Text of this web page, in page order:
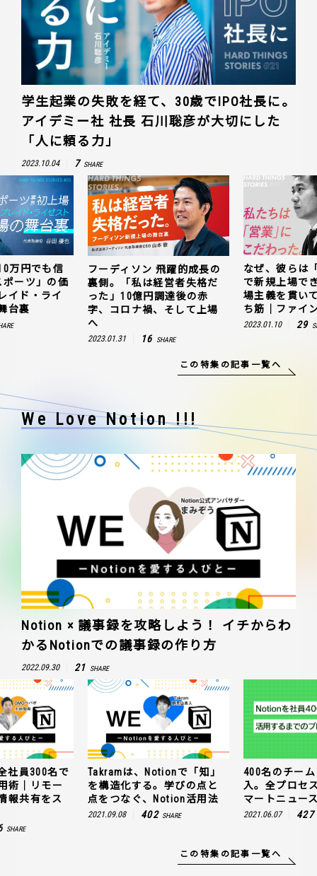
学生起業の失敗を経て、30歳でIPO社長に。
アイデミー社 社長 石川聡彦が大切にした
「人に頼る力」
2023.10.04 7 SHARE
万円でも信
ーツ」の価
イド・ライ
台裏
フーディソン 飛躍的成長の
裏側。「私は経営者失格だ
った」10億円調達後の赤
字、コロナ禍、そして上場
へ
2023.01.31 16 SHARE
なぜ、彼らは
で新規上場で
場主義を貫い
ち筋｜ファイ
2023.01.10 29
この特集の記事一覧へ
We Love Notion !!!
Notion × 議事録を攻略しよう！ イチからわ
かるNotionでの議事録の作り方
2022.09.30 21 SHARE
社員300名で
術｜リモー
報共有をス
SHARE
Takramは、Notionで「知」
を構造化する。学びの点と
点をつなぐ、Notion活用法
2021.09.08 402 SHARE
400名のチー
入。全プロセ
マートニュー
2021.06.07 427
この特集の記事一覧へ